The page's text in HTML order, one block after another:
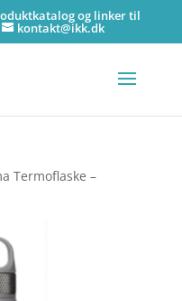
og linker til
kontakt@ikk.dk
Termoflaske –